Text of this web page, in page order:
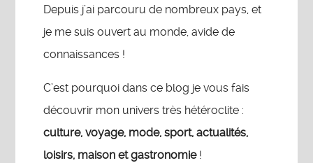
Depuis j’ai parcouru de nombreux pays, et
je me suis ouvert au monde, avide de
connaissances !
C’est pourquoi dans ce blog je vous fais
découvrir mon univers très hétéroclite :
culture, voyage, mode, sport, actualités,
loisirs, maison et gastronomie !